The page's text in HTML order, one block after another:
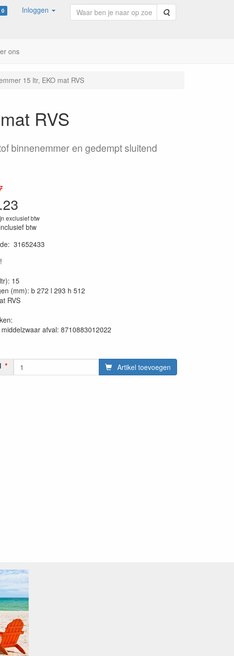
0 Inloggen Zoeken
ons
15 ltr, EKO mat RVS
RVS
binnenemmer en gedempt sluitend
exclusief btw
btw
: 31652433
15
(mm): b 272 l 293 h 512
RVS
afval: 8710883012022
Artikel toevoegen